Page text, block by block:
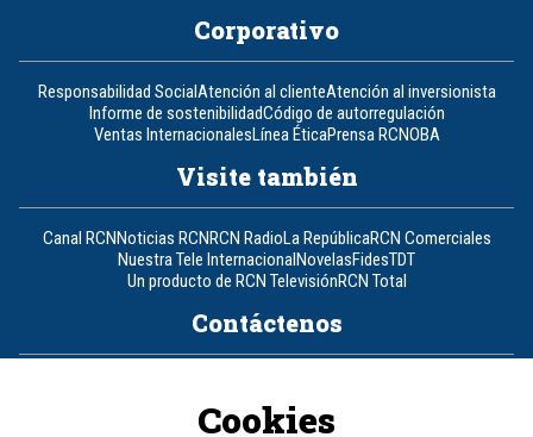
Corporativo
Responsabilidad SocialAtención al clienteAtención al inversionista
Informe de sostenibilidadCódigo de autorregulación
Ventas InternacionalesLínea ÉticaPrensa RCNOBA
Visite también
Canal RCNNoticias RCNRCN RadioLa RepúblicaRCN Comerciales
Nuestra Tele InternacionalNovelasFidesTDT
Un producto de RCN TelevisiónRCN Total
Contáctenos
Cookies